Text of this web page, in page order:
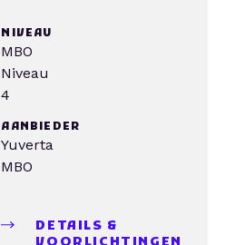
NIVEAU
MBO
Niveau
4
AANBIEDER
Yuverta
MBO
DETAILS &